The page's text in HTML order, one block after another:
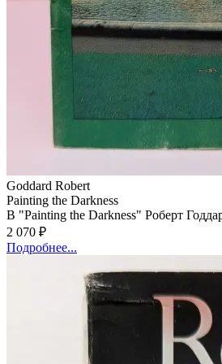
Goddard Robert
Painting the Darkness
В "Painting the Darkness" Роберт
состояния. Пока тайны из прошлого
поисках истины.
2 070 ₽
Подробнее...